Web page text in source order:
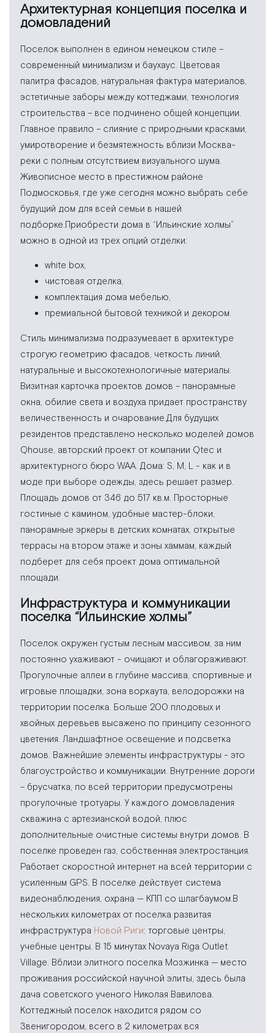
Архитектурная концепция поселка и
домовладений
Поселок выполнен в едином немецком стиле –
современный минимализм и баухаус. Цветовая
палитра фасадов, натуральная фактура материалов,
эстетичные заборы между коттеджами, технология
строительства – все подчинено общей концепции.
Главное правило – слияние с природными красками,
умиротворение и безмятежность вблизи Москва-
реки с полным отсутствием визуального шума.
Живописное место в престижном районе
Подмосковья, где уже сегодня можно выбрать себе
будущий дом для всей семьи в нашей
подборке.Приобрести дома в “Ильинские холмы”
можно в одной из трех опций отделки:
white box,
чистовая отделка,
комплектация дома мебелью,
премиальной бытовой техникой и декором.
Стиль минимализма подразумевает в архитектуре
строгую геометрию фасадов, четкость линий,
натуральные и высокотехнологичные материалы.
Визитная карточка проектов домов – панорамные
окна, обилие света и воздуха придает пространству
величественность и очарование.Для будущих
резидентов представлено несколько моделей домов
Qhouse, авторский проект от компании Qtec и
архитектурного бюро WAA. Дома: S, M, L - как и в
моде при выборе одежды, здесь решает размер.
Площадь домов от 346 до 517 кв.м. Просторные
гостиные с камином, удобные мастер-блоки,
панорамные эркеры в детских комнатах, открытые
террасы на втором этаже и зоны хаммам, каждый
подберет для себя проект дома оптимальной
площади.
Инфраструктура и коммуникации
поселка “Ильинские холмы”
Поселок окружен густым лесным массивом, за ним
постоянно ухаживают - очищают и облагораживают.
Прогулочные аллеи в глубине массива, спортивные и
игровые площадки, зона воркаута, велодорожки на
территории поселка. Больше 200 плодовых и
хвойных деревьев высажено по принципу сезонного
цветения. Ландшафтное освещение и подсветка
домов. Важнейшие элементы инфраструктуры - это
благоустройство и коммуникации. Внутренние дороги
– брусчатка, по всей территории предусмотрены
прогулочные тротуары. У каждого домовладения
скважина с артезианской водой, плюс
дополнительные очистные системы внутри домов. В
поселке проведен газ, собственная электростанция.
Работает скоростной интернет на всей территории с
усиленным GPS. В поселке действует система
видеонаблюдения, охрана — КПП со шлагбаумом.В
нескольких километрах от поселка развитая
инфраструктура Новой Риги: торговые центры,
учебные центры. В 15 минутах Novaya Riga Outlet
Village. Вблизи элитного поселка Мозжинка — место
проживания российской научной элиты, здесь была
дача советского ученого Николая Вавилова.
Коттеджный поселок находится рядом со
Звенигородом, всего в 2 километрах вся